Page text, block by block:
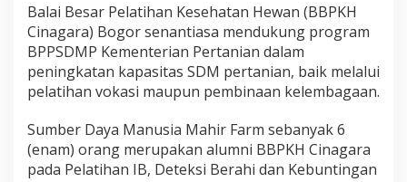
Balai Besar Pelatihan Kesehatan Hewan (BBPKH
Cinagara) Bogor senantiasa mendukung program
BPPSDMP Kementerian Pertanian dalam
peningkatan kapasitas SDM pertanian, baik melalui
pelatihan vokasi maupun pembinaan kelembagaan.
Sumber Daya Manusia Mahir Farm sebanyak 6
(enam) orang merupakan alumni BBPKH Cinagara
pada Pelatihan IB, Deteksi Berahi dan Kebuntingan